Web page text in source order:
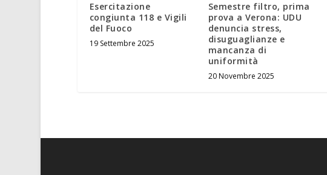
Esercitazione
congiunta 118 e Vigili
del Fuoco
19 Settembre 2025
Semestre filtro, prima
prova a Verona: UDU
denuncia stress,
disuguaglianze e
mancanza di
uniformità
20 Novembre 2025